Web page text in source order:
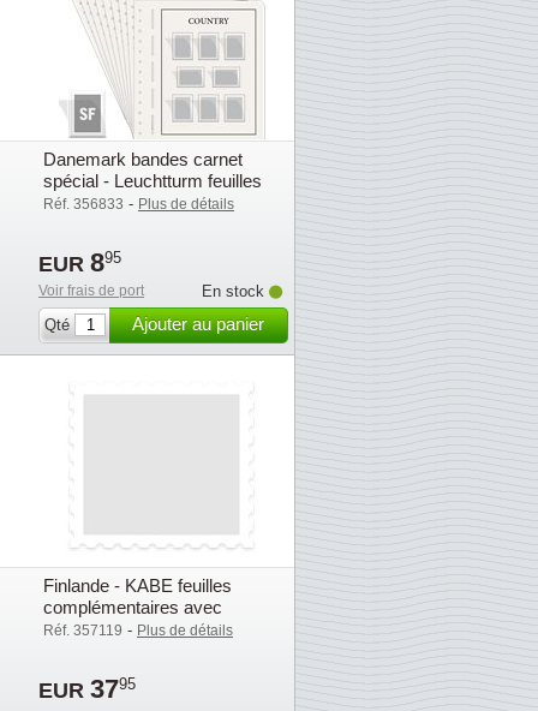
Danemark bandes carnet
spécial - Leuchtturm feuilles
compl. avec poch. (SF) - 2016
Réf. 356833 - Plus de détails
EUR 895
Voir frais de port
En stock
Qté
Ajouter au panier
Finlande - KABE feuilles
complémentaires avec
pochettes (OF) - 2016
Réf. 357119 - Plus de détails
EUR 3795